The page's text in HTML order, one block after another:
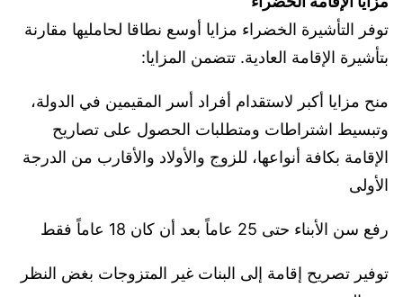
توفر التأشيرة الخضراء مزايا أوسع نطاقا لحامليها مقارنة
بتأشيرة الإقامة العادية. تتضمن المزايا:
منح مزايا أكبر لاستقدام أفراد أسر المقيمين في الدولة،
وتبسيط اشتراطات ومتطلبات الحصول على تصاريح
الإقامة بكافة أنواعها، للزوج والأولاد والأقارب من الدرجة
الأولى
رفع سن الأبناء حتى 25 عاماً بعد أن كان 18 عاماً فقط
توفير تصريح إقامة إلى البنات غير المتزوجات بغض النظر